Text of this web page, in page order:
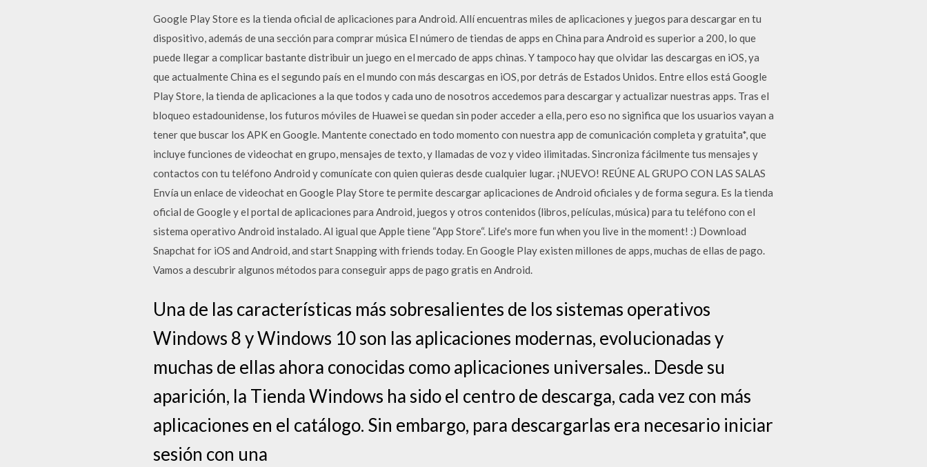
Google Play Store es la tienda oficial de aplicaciones para Android. Allí encuentras miles de aplicaciones y juegos para descargar en tu
dispositivo, además de una sección para comprar música El número de tiendas de apps en China para Android es superior a 200, lo que
puede llegar a complicar bastante distribuir un juego en el mercado de apps chinas. Y tampoco hay que olvidar las descargas en iOS, ya
que actualmente China es el segundo país en el mundo con más descargas en iOS, por detrás de Estados Unidos. Entre ellos está Google
Play Store, la tienda de aplicaciones a la que todos y cada uno de nosotros accedemos para descargar y actualizar nuestras apps. Tras el
bloqueo estadounidense, los futuros móviles de Huawei se quedan sin poder acceder a ella, pero eso no significa que los usuarios vayan a
tener que buscar los APK en Google. Mantente conectado en todo momento con nuestra app de comunicación completa y gratuita*, que
incluye funciones de videochat en grupo, mensajes de texto, y llamadas de voz y video ilimitadas. Sincroniza fácilmente tus mensajes y
contactos con tu teléfono Android y comunícate con quien quieras desde cualquier lugar. ¡NUEVO! REÚNE AL GRUPO CON LAS SALAS
Envía un enlace de videochat en Google Play Store te permite descargar aplicaciones de Android oficiales y de forma segura. Es la tienda
oficial de Google y el portal de aplicaciones para Android, juegos y otros contenidos (libros, películas, música) para tu teléfono con el
sistema operativo Android instalado. Al igual que Apple tiene “App Store“. Life's more fun when you live in the moment! :) Download
Snapchat for iOS and Android, and start Snapping with friends today. En Google Play existen millones de apps, muchas de ellas de pago.
Vamos a descubrir algunos métodos para conseguir apps de pago gratis en Android.
Una de las características más sobresalientes de los sistemas operativos
Windows 8 y Windows 10 son las aplicaciones modernas, evolucionadas y
muchas de ellas ahora conocidas como aplicaciones universales.. Desde su
aparición, la Tienda Windows ha sido el centro de descarga, cada vez con más
aplicaciones en el catálogo. Sin embargo, para descargarlas era necesario iniciar
sesión con una